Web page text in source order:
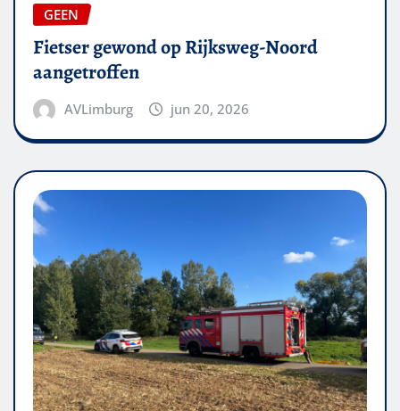
GEEN
Fietser gewond op Rijksweg-Noord
aangetroffen
AVLimburg jun 20, 2026